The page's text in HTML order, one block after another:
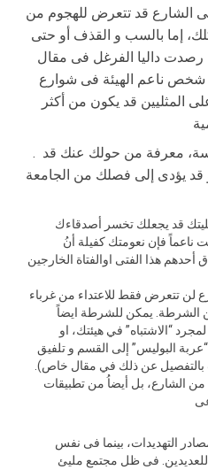
الشارع قد تتعرض للهجوم من
إما بالسب و القذف أو حتى
بالضرب. فى عام 2015، رصدت دالیا الفرغل فى مقال
ناعم الهیئة فى شوارع
على المثلیین قد یكون من أكثر
. إن كنت فى الجامعة أو المدرسة، معرفة من حولك عنك قد
قد یؤدى إلى فصلك من الجامعة
قد یجعلك تخسر أصدقاءك
ناعماً فإن نعومتك كفیلة أنُ
هذا الفتى اوالفتاة الخارجین
لن تتعرض فقط للاعتداء من غرباء
الشرطة. یمكن للشرطة ایضاً
“الاشتباه” في هیئتك، او
البولیس” إلى القسم و تلفیق
عن ذلك في مقال خاص).
الشارع، بل أیضاُ من تطبیقات
التهدیدات، بینما فى نفس
للعدیدین. فى ظل مجتمع ملیئ